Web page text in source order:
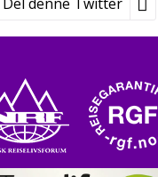
Peer Gynt Tours
Tvetenveien 170
0671 Oslo
Booking tlf:
815 00 335